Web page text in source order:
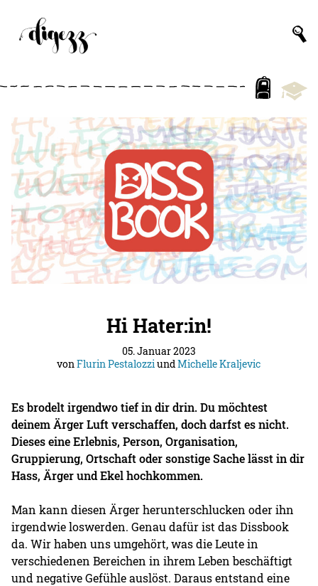
Hi Hater:in!
05. Januar 2023
vonFlurin PestalozziundMichelle Kraljevic
Es brodelt irgendwo tief in dir drin. Du möchtest
deinem Ärger Luft verschaffen, doch darfst es nicht.
Dieses eine Erlebnis, Person, Organisation,
Gruppierung, Ortschaft oder sonstige Sache lässt in dir
Hass, Ärger und Ekel hochkommen.
Man kann diesen Ärger herunterschlucken oder ihn
irgendwie loswerden. Genau dafür ist das Dissbook
da. Wir haben uns umgehört, was die Leute in
verschiedenen Bereichen in ihrem Leben beschäftigt
und negative Gefühle auslöst. Daraus entstand eine